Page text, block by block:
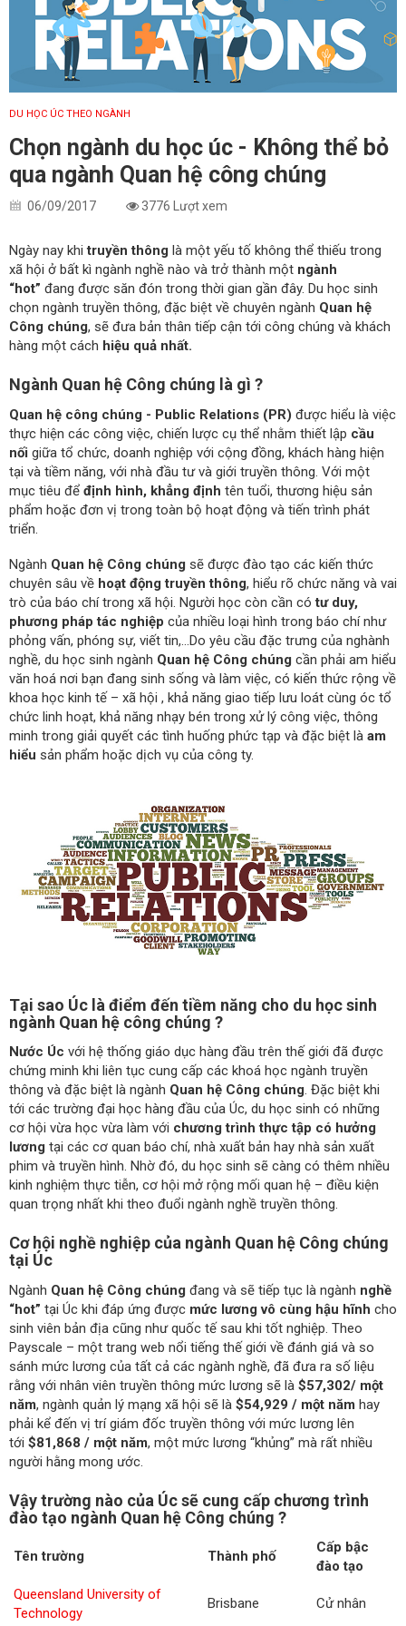
DU HỌC ÚC THEO NGÀNH
Chọn ngành du học úc - Không thể bỏ
qua ngành Quan hệ công chúng
06/09/2017 3776 Lượt xem
Ngày nay khitruyền thông là một yếu tố không thể thiếu trong
xã hội ở bất kì ngành nghề nào và trở thành một ngành
“hot” đang được săn đón trong thời gian gần đây. Du học sinh
chọn ngành truyền thông, đặc biệt về chuyên ngành Quan hệ
Công chúng, sẽ đưa bản thân tiếp cận tới công chúng và khách
hàng một cách hiệu quả nhất.
Ngành Quan hệ Công chúng là gì ?
Quan hệ công chúng - Public Relations (PR) được hiểu là việc
thực hiện các công việc, chiến lược cụ thể nhằm thiết lập cầu
nối giữa tổ chức, doanh nghiệp với cộng đồng, khách hàng hiện
tại và tiềm năng, với nhà đầu tư và giới truyền thông. Với một
mục tiêu để định hình, khẳng định tên tuổi, thương hiệu sản
phẩm hoặc đơn vị trong toàn bộ hoạt động và tiến trình phát
triển.
Ngành Quan hệ Công chúng sẽ được đào tạo các kiến thức
chuyên sâu về hoạt động truyền thông, hiểu rõ chức năng và vai
trò của báo chí trong xã hội. Người học còn cần cótư duy,
phương pháp tác nghiệp của nhiều loại hình trong báo chí như
phỏng vấn, phóng sự, viết tin,…Do yêu cầu đặc trưng của nghành
nghề, du học sinh ngành Quan hệ Công chúng cần phải am hiểu
văn hoá nơi bạn đang sinh sống và làm việc, có kiến thức rộng về
khoa học kinh tế – xã hội , khả năng giao tiếp lưu loát cùng óc tổ
chức linh hoạt, khả năng nhạy bén trong xử lý công việc, thông
minh trong giải quyết các tình huống phức tạp và đặc biệt là am
hiểu sản phẩm hoặc dịch vụ của công ty.
Tại sao Úc là điểm đến tiềm năng cho du học sinh
ngành Quan hệ công chúng ?
Nước Úc với hệ thống giáo dục hàng đầu trên thế giới đã được
chứng minh khi liên tục cung cấp các khoá học ngành truyền
thông và đặc biệt là ngành Quan hệ Công chúng. Đặc biệt khi
tới các trường đại học hàng đầu của Úc, du học sinh có những
cơ hội vừa học vừa làm với chương trình thực tập có hưởng
lương tại các cơ quan báo chí, nhà xuất bản hay nhà sản xuất
phim và truyền hình. Nhờ đó, du học sinh sẽ càng có thêm nhiều
kinh nghiệm thực tiễn, cơ hội mở rộng mối quan hệ – điều kiện
quan trọng nhất khi theo đuổi ngành nghề truyền thông.
Cơ hội nghề nghiệp của ngành Quan hệ Công chúng
tại Úc
Ngành Quan hệ Công chúng đang và sẽ tiếp tục là ngành nghề
“hot” tại Úc khi đáp ứng được mức lương vô cùng hậu hĩnh cho
sinh viên bản địa cũng như quốc tế sau khi tốt nghiệp. Theo
Payscale – một trang web nổi tiếng thế giới về đánh giá và so
sánh mức lương của tất cả các ngành nghề, đã đưa ra số liệu
rằng với nhân viên truyền thông mức lương sẽ là $57,302/ một
năm, ngành quản lý mạng xã hội sẽ là $54,929 / một năm hay
phải kể đến vị trí giám đốc truyền thông với mức lương lên
tới $81,868 / một năm, một mức lương “khủng” mà rất nhiều
người hằng mong ước.
Vậy trường nào của Úc sẽ cung cấp chương trình
đào tạo ngành Quan hệ Công chúng ?
Tên trường Thành phố
Cấp bậc
đào tạo
Queensland University of
Technology
Brisbane Cử nhân